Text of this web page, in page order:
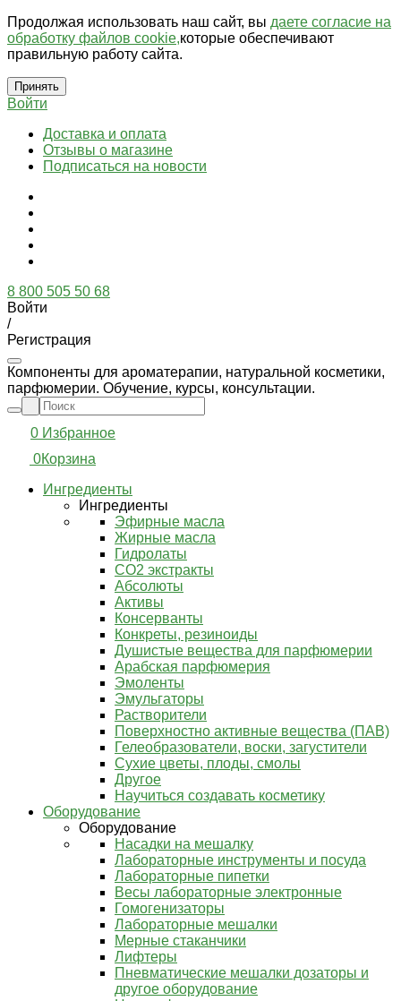
Продолжая использовать наш сайт, вы даете согласие на
обработку файлов cookie,которые обеспечивают
правильную работу сайта.
Принять
Войти
Доставка и оплата
Отзывы о магазине
Подписаться на новости
8 800 505 50 68
Войти
/
Регистрация
Компоненты для ароматерапии, натуральной косметики,
парфюмерии. Обучение, курсы, консультации.
0 Избранное
0Корзина
Ингредиенты
Ингредиенты
Эфирные масла
Жирные масла
Гидролаты
СО2 экстракты
Абсолюты
Активы
Консерванты
Конкреты, резиноиды
Душистые вещества для парфюмерии
Арабская парфюмерия
Эмоленты
Эмульгаторы
Растворители
Поверхностно активные вещества (ПАВ)
Гелеобразователи, воски, загустители
Сухие цветы, плоды, смолы
Другое
Научиться создавать косметику
Оборудование
Оборудование
Насадки на мешалку
Лабораторные инструменты и посуда
Лабораторные пипетки
Весы лабораторные электронные
Гомогенизаторы
Лабораторные мешалки
Мерные стаканчики
Лифтеры
Пневматические мешалки дозаторы и
другое оборудование